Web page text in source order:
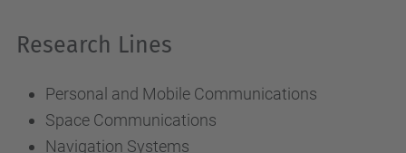
Research Lines
Personal and Mobile Communications
Space Communications
Navigation Systems